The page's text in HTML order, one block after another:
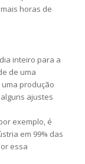
horas de
inteiro para a
de uma
produção
ajustes
exemplo, é
em 99% das
essa